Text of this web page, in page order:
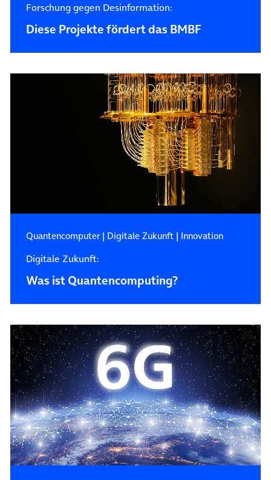
Forschung gegen Desinformation:
Diese Projekte fördert das BMBF
Quantencomputer| Digitale Zukunft| Innovation
Digitale Zukunft:
Was ist Quanten­computing?